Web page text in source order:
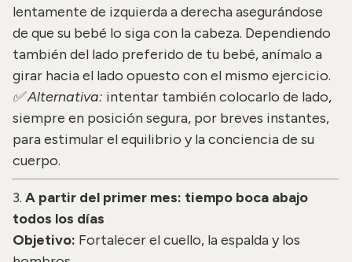
lentamente de izquierda a derecha asegurándose
de que su bebé lo siga con la cabeza. Dependiendo
también del lado preferido de tu bebé, anímalo a
girar hacia el lado opuesto con el mismo ejercicio.
✅ Alternativa: intentar también colocarlo de lado,
siempre en posición segura, por breves instantes,
para estimular el equilibrio y la conciencia de su
cuerpo.
3. A partir del primer mes: tiempo boca abajo
todos los días
Objetivo: Fortalecer el cuello, la espalda y los